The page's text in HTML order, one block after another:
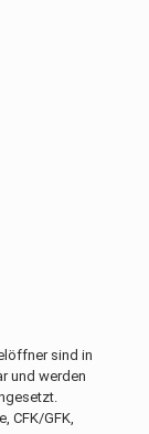
sind in
und werden
CFK/GFK,